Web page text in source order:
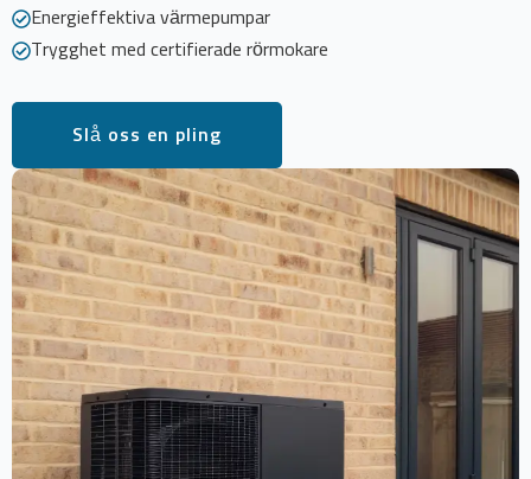
Energieffektiva värmepumpar
Trygghet med certifierade rörmokare
Slå oss en pling